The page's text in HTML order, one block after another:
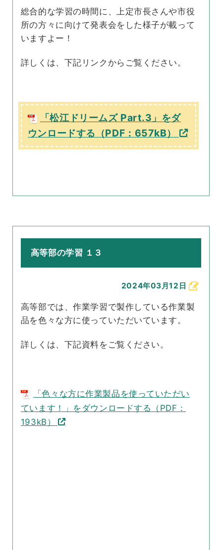
総合的な学習の時間に、上定市長さんや市役
所の方々に向けて発表会をした様子が載って
いますよー！
詳しくは、下記リンクからご覧ください。
「松江ドリームズ Part.3」をダ
ウンロードする（PDF：657kB）
高等部の学習 １３
2024年03月12日
高等部では、作業学習で製作している作業製
品を色々な方に使っていただいています。
詳しくは、下記資料をご覧ください。
「色々な方に作業製品を使っていただい
ています！」をダウンロードする（PDF：
193kB）